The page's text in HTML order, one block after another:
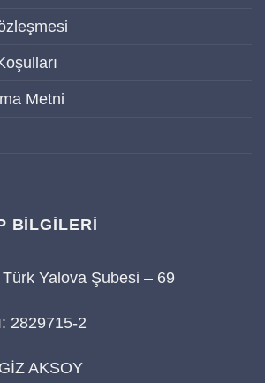
Metni
BİLGİLERİ
Yalova Şubesi – 69
2829715-2
AKSOY